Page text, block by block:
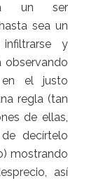
a un ser
sea un
y
observando
el justo
regla (tan
de ellas,
decírtelo
mostrando
así